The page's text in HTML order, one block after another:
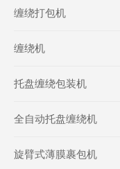
缠绕打包机
缠绕机
托盘缠绕包装机
全自动托盘缠绕机
旋臂式薄膜裹包机